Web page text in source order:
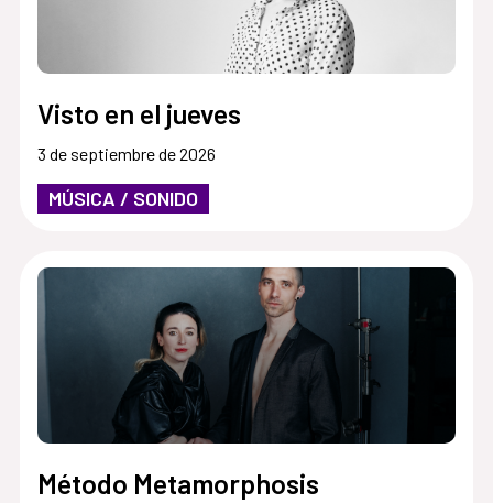
Visto en el jueves
3 de septiembre de 2026
MÚSICA / SONIDO
Método Metamorphosis